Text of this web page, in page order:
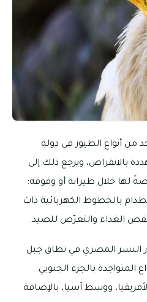
من أنواع الطيور في دولة
بالانقراض، ويرجع ذلك إلى
لها خلال طيرانه أو وقوفه؛
بالخطوط الكهربائية ذات
الغذاء والتعرّض للصيد.
النسر المصري في نطاق جبل
المتواجدة بالجزء الجنوبي
لأفريقيا، ووسط آسيا، بالإضافة